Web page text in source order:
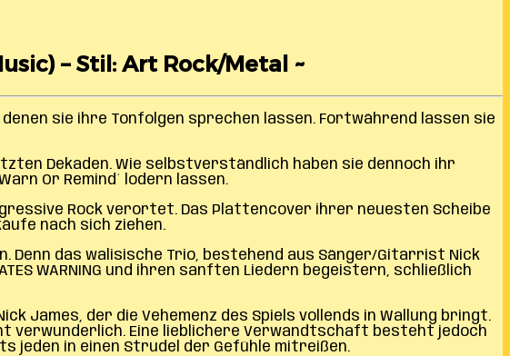
– Stil: Art Rock/Metal ~
denen sie ihre Tonfolgen sprechen lassen. Fortwährend lassen sie
Dekaden. Wie selbstverständlich haben sie dennoch ihr
Or Remind´ lodern lassen.
Rock verortet. Das Plattencover ihrer neuesten Scheibe
nach sich ziehen.
Denn das walisische Trio, bestehend aus Sänger/Gitarrist Nick
WARNING und ihren sanften Liedern begeistern, schließlich
James, der die Vehemenz des Spiels vollends in Wallung bringt.
verwunderlich. Eine lieblichere Verwandtschaft besteht jedoch
jeden in einen Strudel der Gefühle mitreißen.